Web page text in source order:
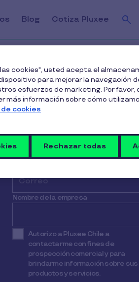
Blog Cotiza Pluxee
Newsletter & App
Nombre de la empresa
Autorizo a Pluxee Chile a
contactarme con fines de
prospección comercial y para
brindarme información sobre sus
productos y servicios.
cookies", usted acepta el
para mejorar la navegación
esfuerzos de marketing. Por
más información sobre cómo
cookies
Rechazar todas